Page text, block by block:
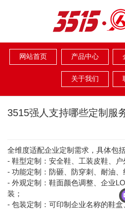
网站首页 产品中心
关于我们
3515强人支持哪些定制服
全维度适配企业定制需求，具体包括
- 鞋型定制：安全鞋、工装皮鞋、户
- 功能定制：防砸、防穿刺、耐油、
- 外观定制：鞋面颜色调整、企业
装；
- 包装定制：可印制企业名称的鞋